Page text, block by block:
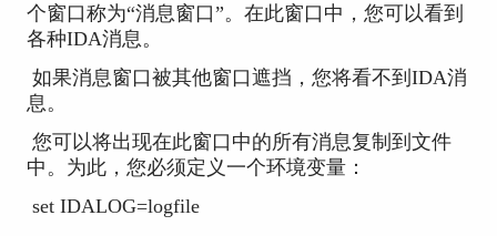
个窗口称为“消息窗口”。在此窗口中，您可以看到
各种IDA消息。
如果消息窗口被其他窗口遮挡，您将看不到IDA消
息。
您可以将出现在此窗口中的所有消息复制到文件
中。为此，您必须定义一个环境变量：
set IDALOG=logfile